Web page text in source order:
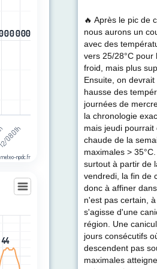
de précipitations (mm). Data ranges
0
00
00
00
00
0
08 01h
meteo-npdc.fr
(km/h). Data ranges from 2 to 44.
44
44
🔥 Après le pic de
nous aurons un
avec des
vers 25/28°C pour
froid, mais plus
Ensuite, on
hausse des
journées de
la chronologie
mais jeudi
chaude de la
maximales >
surtout à partir de
vendredi, la fin de
donc à affiner
n'est pas certain,
s'agisse d'une
région. Une
jours consécutifs
descendent pas
maximales